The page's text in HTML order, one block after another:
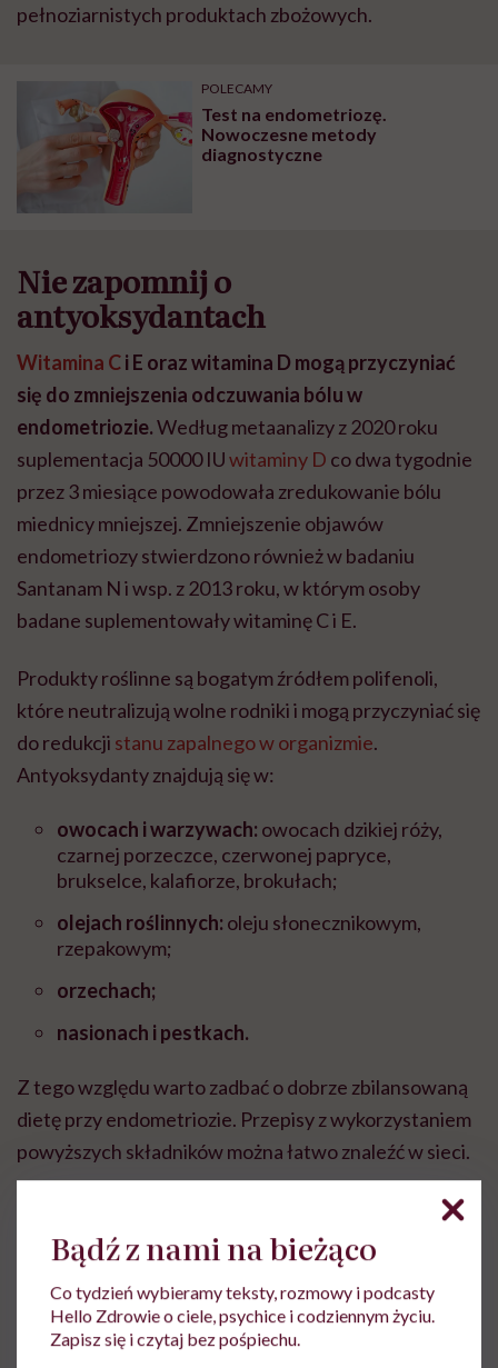
pełnoziarnistych produktach zbożowych.
POLECAMY
Test na endometriozę.
Nowoczesne metody
diagnostyczne
Nie zapomnij o
antyoksydantach
Witamina Ci E oraz witamina D mogą przyczyniać
się do zmniejszenia odczuwania bóluw
endometriozie.Według metaanalizy z 2020 roku
suplementacja 50000 IUwitaminy D co dwa tygodnie
przez 3 miesiące powodowała zredukowanie bólu
miednicy mniejszej. Zmniejszenie objawów
endometriozy stwierdzono również w badaniu
Santanam N i wsp. z 2013 roku, w którym osoby
badane suplementowały witaminę C i E.
Produkty roślinne są bogatym źródłem polifenoli,
które neutralizują wolne rodniki i mogą przyczyniać się
do redukcji stanu zapalnego w organizmie.
Antyoksydanty znajdują się w:
owocach i warzywach: owocach dzikiej róży,
czarnej porzeczce, czerwonej papryce,
brukselce, kalafiorze, brokułach;
olejach roślinnych: oleju słonecznikowym,
rzepakowym;
orzechach;
nasionach i pestkach.
Z tego względu warto zadbać o dobrze zbilansowaną
dietę przy endometriozie. Przepisy z wykorzystaniem
powyższych składników można łatwo znaleźć w sieci.
Ogranicz spożycie nasyconych
kwasów tłuszczowych
Dowiedziono, iżspożywanienasyconych kwasów
tłuszczowychzwiększa ryzyko rozwoju
Bądź z nami na bieżąco
Co tydzień wybieramy teksty, rozmowy i podcasty
Hello Zdrowie o ciele, psychice i codziennym życiu.
Zapisz się i czytaj bez pośpiechu.